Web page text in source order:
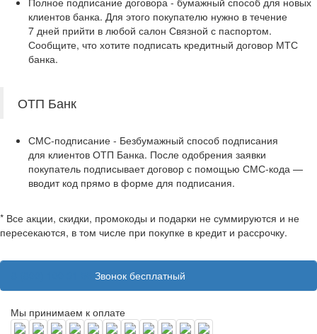
клиентов банка. Для этого покупателю нужно в течение
7 дней прийти в любой салон Связной с паспортом.
Сообщите, что хотите подписать кредитный договор МТС
банка.
ОТП Банк
СМС‑подписание - Безбумажный способ подписания
для клиентов ОТП Банка. После одобрения заявки
покупатель подписывает договор с помощью СМС‑кода —
вводит код прямо в форме для подписания.
* Все акции, скидки, промокоды и подарки не суммируются и не
пересекаются, в том числе при покупке в кредит и рассрочку.
Звонок бесплатный
Мы принимаем к оплате